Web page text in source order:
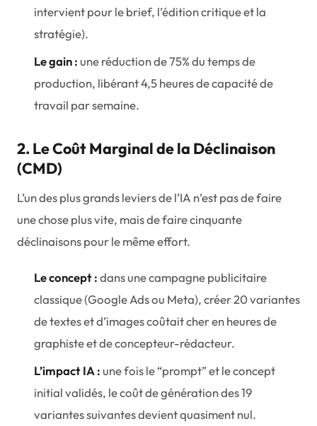
intervient pour le brief, l’édition critique et la
stratégie).
Le gain : une réduction de 75% du temps de
production, libérant 4,5 heures de capacité de
travail par semaine.
2. Le Coût Marginal de la Déclinaison
(CMD)
L’un des plus grands leviers de l’IA n’est pas de faire
unechose plus vite, mais de fairecinquante
déclinaisons pour le même effort.
Le concept :dans une campagne publicitaire
classique (Google Ads ou Meta), créer 20 variantes
de textes et d’images coûtait cher en heures de
graphiste et de concepteur-rédacteur.
L’impact IA : une fois le “prompt” et le concept
initial validés, le coût de génération des 19
variantes suivantes devient quasiment nul.